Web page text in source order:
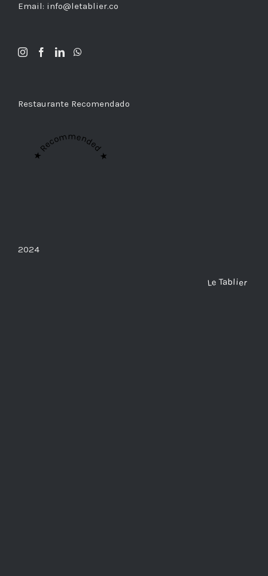
Email: info@letablier.co
Restaurante Recomendado
★ Recommended ★
2024
Le Tablier